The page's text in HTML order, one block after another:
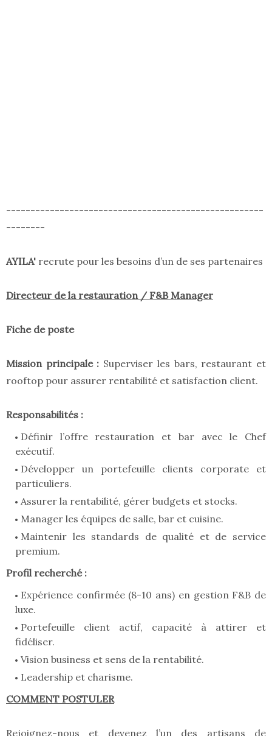
-----------------------------------------------------
--------
AYILA' recrute pour les besoins d’un de ses partenaires
Directeur de la restauration / F&B Manager
Fiche de poste
Mission principale : Superviser les bars, restaurant et
rooftop pour assurer rentabilité et satisfaction client.
Responsabilités :
Définir l’offre restauration et bar avec le Chef
exécutif.
Développer un portefeuille clients corporate et
particuliers.
Assurer la rentabilité, gérer budgets et stocks.
Manager les équipes de salle, bar et cuisine.
Maintenir les standards de qualité et de service
premium.
Profil recherché :
Expérience confirmée (8-10 ans) en gestion F&B de
luxe.
Portefeuille client actif, capacité à attirer et
fidéliser.
Vision business et sens de la rentabilité.
Leadership et charisme.
COMMENT POSTULER
Rejoignez-nous et devenez l’un des artisans de